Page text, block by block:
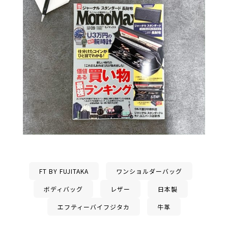
FT BY FUJITAKA ワンショルダーバッグ
ボディバッグ レザー 日本製
エフティーバイフジタカ 牛革